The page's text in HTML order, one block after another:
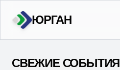
ЮРГАН
СВЕЖИЕ СОБЫТИЯ